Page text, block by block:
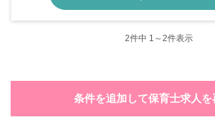
2件中 1～2件表示
条件を追加して保育士求人を